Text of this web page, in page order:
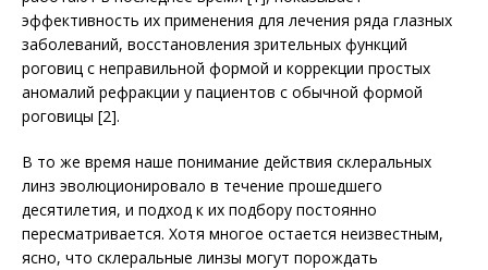
эффективность их применения для лечения ряда глазных
заболеваний, восстановления зрительных функций
роговиц с неправильной формой и коррекции простых
аномалий рефракции у пациентов с обычной формой
роговицы [2].
В то же время наше понимание действия склеральных
линз эволюционировало в течение прошедшего
десятилетия, и подход к их подбору постоянно
пересматривается. Хотя многое остается неизвестным,
ясно, что склеральные линзы могут порождать